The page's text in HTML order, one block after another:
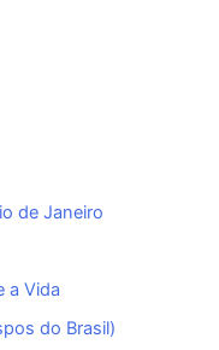
de Janeiro
a Vida
do Brasil)